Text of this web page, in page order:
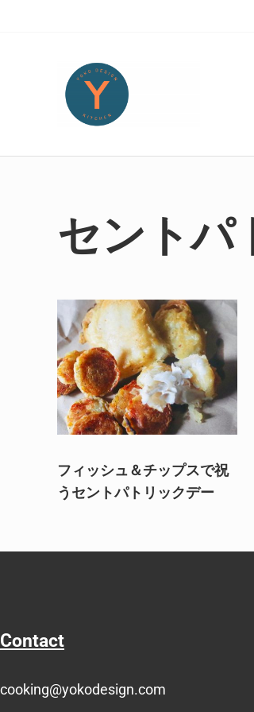
セントパ
フィッシュ＆チップスで祝
うセントパトリックデー
Contact
cooking@yokodesign.com